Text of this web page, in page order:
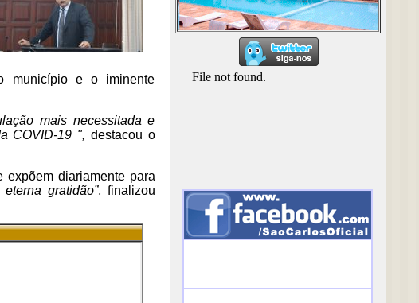
município e o iminente
mais necessitada e
COVID-19 ", destacou o
diariamente para
gratidão”, finalizou